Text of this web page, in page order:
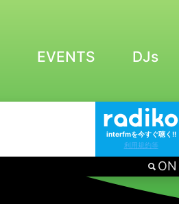
EVENTS DJs
interfmを今すぐ聴く!!
利用規約等
ON